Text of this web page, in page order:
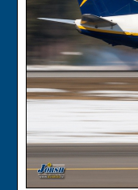
Kuressaare (URE)